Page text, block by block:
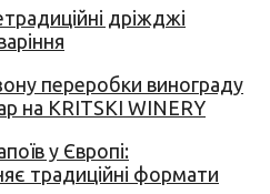
дріжджі
переробки винограду
на KRITSKI WINERY
у Європі:
традиційні формати